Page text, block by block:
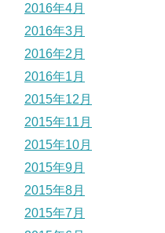
2016年4月
2016年3月
2016年2月
2016年1月
2015年12月
2015年11月
2015年10月
2015年9月
2015年8月
2015年7月